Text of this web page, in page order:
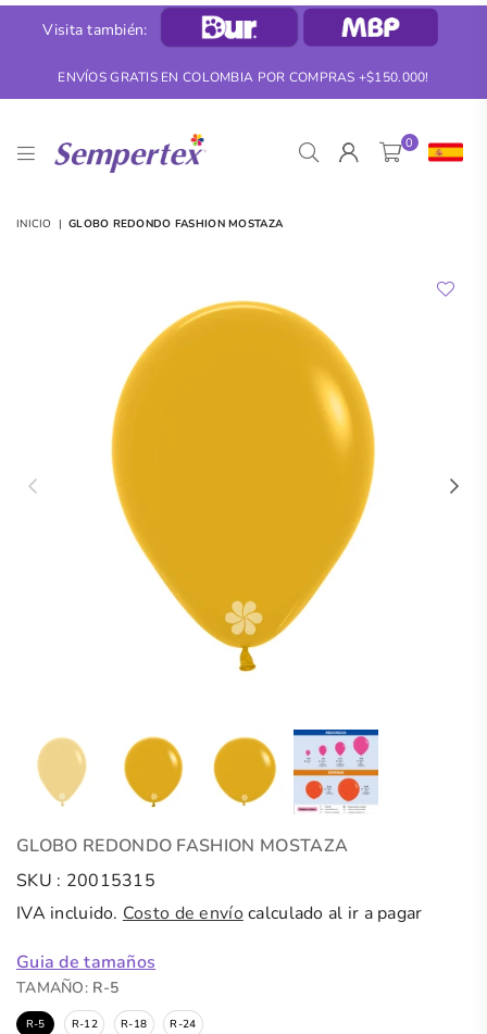
Visita también:
ENVÍOS GRATIS EN COLOMBIA POR COMPRAS +$150.000!
SEMPERTEX
0
INICIO | GLOBO REDONDO FASHION MOSTAZA
GLOBO REDONDO FASHION MOSTAZA
SKU : 20015315
IVA incluido. Costo de envíocalculado al ir a pagar
Guia de tamaños
TAMAÑO: R-5
R-5 R-12 R-18 R-24